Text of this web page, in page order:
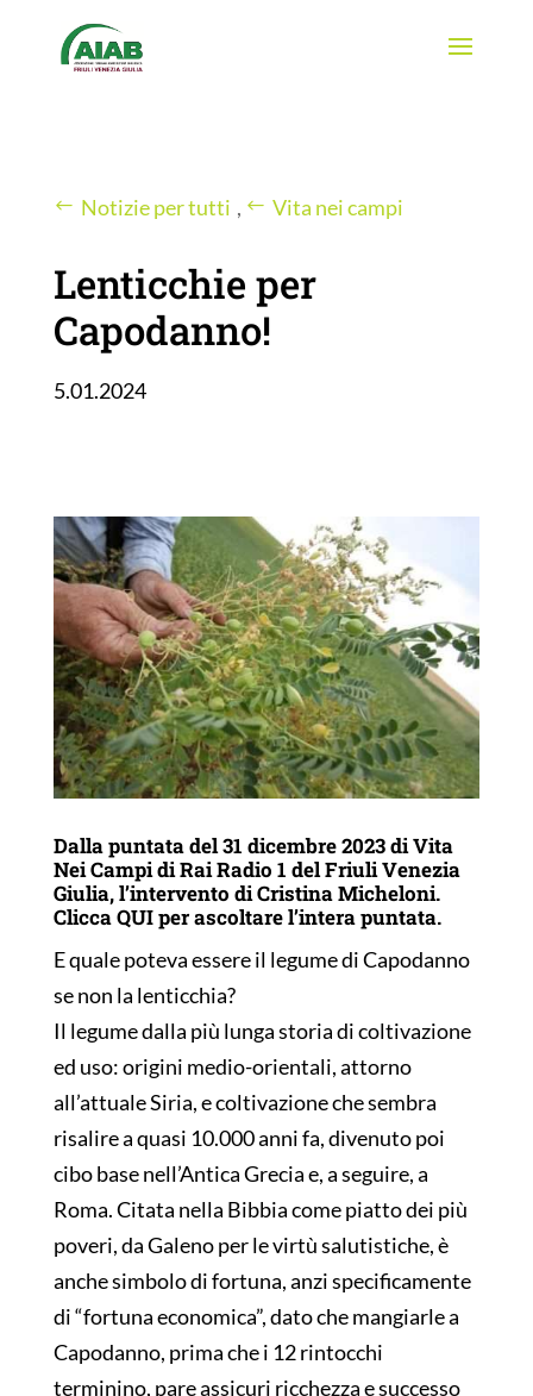
Notizie per tutti , Vita nei campi
Lenticchie per
Capodanno!
5.01.2024
Dalla puntata del 31 dicembre 2023 di Vita
Nei Campi di Rai Radio 1 del Friuli Venezia
Giulia, l’intervento di Cristina Micheloni.
CliccaQUIper ascoltare l’intera puntata.
E quale poteva essere il legume di Capodanno
se non la lenticchia?
Il legume dalla più lunga storia di coltivazione
ed uso: origini medio-orientali, attorno
all’attuale Siria, e coltivazione che sembra
risalire a quasi 10.000 anni fa, divenuto poi
cibo base nell’Antica Grecia e, a seguire, a
Roma. Citata nella Bibbia come piatto dei più
poveri, da Galeno per le virtù salutistiche, è
anche simbolo di fortuna, anzi specificamente
di “fortuna economica”, dato che mangiarle a
Capodanno, prima che i 12 rintocchi
terminino, pare assicuri ricchezza e successo